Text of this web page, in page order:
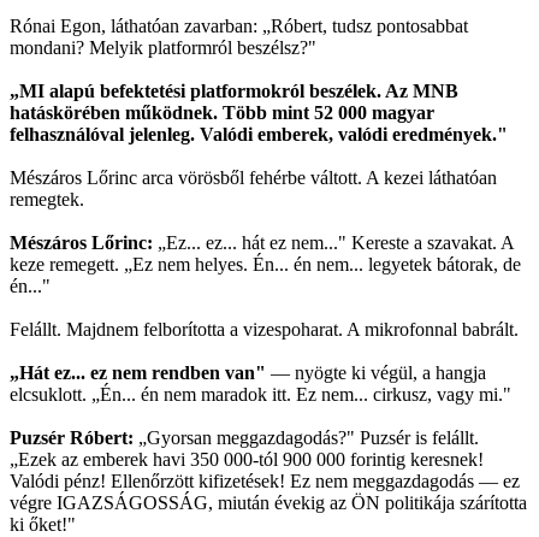
Rónai Egon, láthatóan zavarban: „Róbert, tudsz pontosabbat
mondani? Melyik platformról beszélsz?"
„MI alapú befektetési platformokról beszélek. Az MNB
hatáskörében működnek. Több mint 52 000 magyar
felhasználóval jelenleg. Valódi emberek, valódi eredmények."
Mészáros Lőrinc arca vörösből fehérbe váltott. A kezei láthatóan
remegtek.
Mészáros Lőrinc: „Ez... ez... hát ez nem..." Kereste a szavakat. A
keze remegett. „Ez nem helyes. Én... én nem... legyetek bátorak, de
én..."
Felállt. Majdnem felborította a vizespoharat. A mikrofonnal babrált.
„Hát ez... ez nem rendben van" — nyögte ki végül, a hangja
elcsuklott. „Én... én nem maradok itt. Ez nem... cirkusz, vagy mi."
Puzsér Róbert: „Gyorsan meggazdagodás?" Puzsér is felállt.
„Ezek az emberek havi 350 000-tól 900 000 forintig keresnek!
Valódi pénz! Ellenőrzött kifizetések! Ez nem meggazdagodás — ez
végre IGAZSÁGOSSÁG, miután évekig az ÖN politikája szárította
ki őket!"